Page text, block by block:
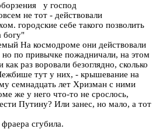
у господ
не тот - действовали
городские себе такого позволить
богу"
На космодроме они действовали
но по привычке пожадничали, на этом
как раз воровали безоглядно, сколько
тут у них, - крышевание на
семнадцать лет Хризман с ними
же у него что-то не срослось,
Путину? Или занес, но мало, а тот
сгубила.